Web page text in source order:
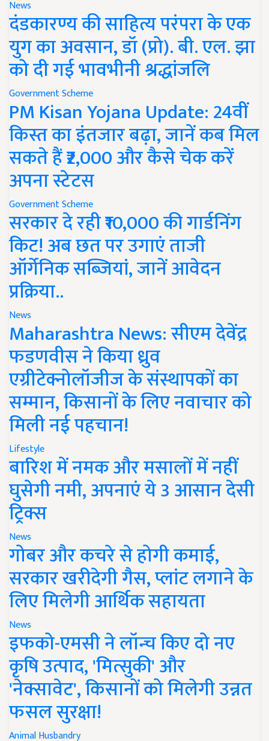
News
दंडकारण्य की साहित्य परंपरा के एक
युग का अवसान, डॉ (प्रो). बी. एल. झा
को दी गई भावभीनी श्रद्धांजलि
Government Scheme
PM Kisan Yojana Update: 24वीं
किस्त का इंतजार बढ़ा, जानें कब मिल
सकते हैं ₹2,000 और कैसे चेक करें
अपना स्टेटस
Government Scheme
सरकार दे रही ₹10,000 की गार्डनिंग
किट! अब छत पर उगाएं ताजी
ऑर्गेनिक सब्जियां, जानें आवेदन
प्रक्रिया..
News
Maharashtra News: सीएम देवेंद्र
फडणवीस ने किया ध्रुव
एग्रीटेक्नोलॉजीज के संस्थापकों का
सम्मान, किसानों के लिए नवाचार को
मिली नई पहचान!
Lifestyle
बारिश में नमक और मसालों में नहीं
घुसेगी नमी, अपनाएं ये 3 आसान देसी
ट्रिक्स
News
गोबर और कचरे से होगी कमाई,
सरकार खरीदेगी गैस, प्लांट लगाने के
लिए मिलेगी आर्थिक सहायता
News
इफको-एमसी ने लॉन्च किए दो नए
कृषि उत्पाद, 'मित्सुकी' और
'नेक्सावेट', किसानों को मिलेगी उन्नत
फसल सुरक्षा!
Animal Husbandry